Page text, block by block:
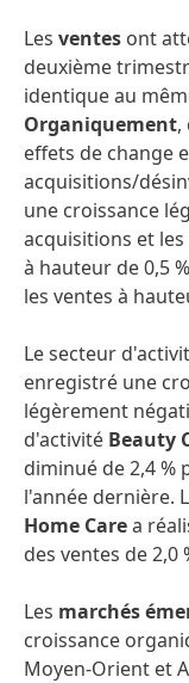
Les ventes ont
deuxième
identique au
Organiquement,
effets de change
acquisitions/
une croissance
acquisitions et
à hauteur de 0,5
les ventes à
Le secteur
enregistré une
légèrement
d'activité Beauty
diminué de 2,4
l'année dernière.
Home Carea
des ventes de 2,0
Les marchés
croissance
Moyen-Orient et